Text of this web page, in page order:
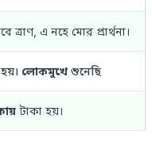
ত্রাণ, এ নহে মোর প্রার্থনা।
লোকমুখেশুনেছি
টাকা হয়।